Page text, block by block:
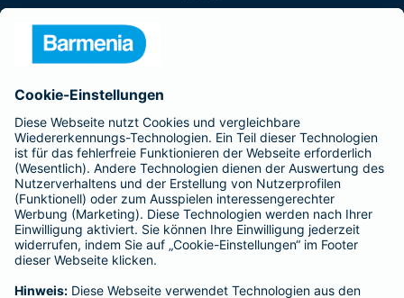
Barmenia ist Teil der BarmeniaGothaer
BELIEBTE SEITEN
Kranken-Zusatzversicherung
Tierversicherungen
Haftpflichtversicherung
Hausratversicherung